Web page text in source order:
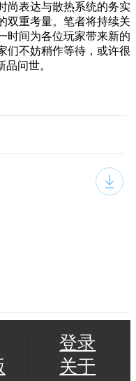
尚表达与散热系统的务实
双重考量。笔者将持续关
时间为各位玩家带来新的
们不妨稍作等待，或许很
问世。
登录
关于